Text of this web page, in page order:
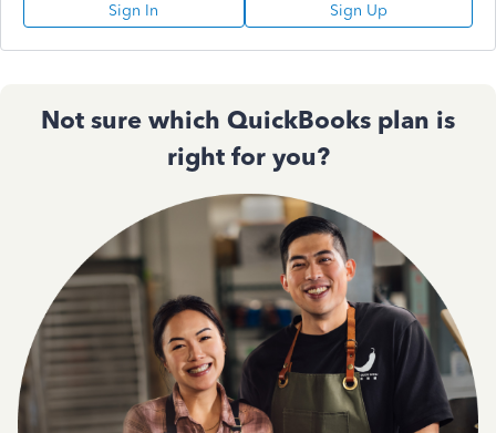
Sign In Sign Up
Not sure which QuickBooks plan is
right for you?